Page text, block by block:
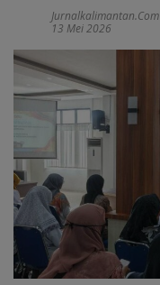
Jurnalkalimantan.com
13 Mei 2026